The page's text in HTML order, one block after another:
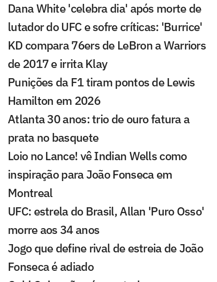
Dana White 'celebra dia' após morte de
lutador do UFC e sofre críticas: 'Burrice'
KD compara 76ers de LeBron a Warriors
de 2017 e irrita Klay
Punições da F1 tiram pontos de Lewis
Hamilton em 2026
Atlanta 30 anos: trio de ouro fatura a
prata no basquete
Loio no Lance! vê Indian Wells como
inspiração para João Fonseca em
Montreal
UFC: estrela do Brasil, Allan 'Puro Osso'
morre aos 34 anos
Jogo que define rival de estreia de João
Fonseca é adiado